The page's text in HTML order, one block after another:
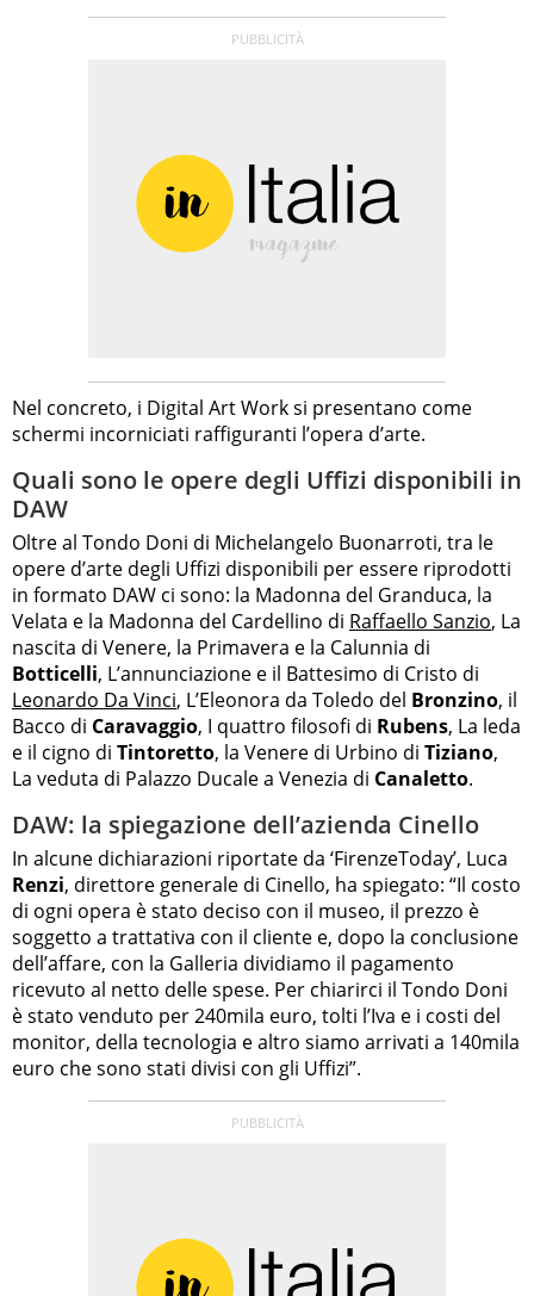
Nel concreto, i Digital Art Work si presentano come
schermi incorniciati raffiguranti l’opera d’arte.
Quali sono le opere degli Uffizi disponibili in
DAW
Oltre al Tondo Doni di Michelangelo Buonarroti, tra le
opere d’arte degli Uffizi disponibili per essere riprodotti
in formato DAW ci sono: la Madonna del Granduca, la
Velata e la Madonna del Cardellino di Raffaello Sanzio, La
nascita di Venere, la Primavera e la Calunnia di
Botticelli, L’annunciazione e il Battesimo di Cristo di
Leonardo Da Vinci, L’Eleonora da Toledo del Bronzino, il
Bacco di Caravaggio, I quattro filosofi di Rubens, La leda
e il cigno di Tintoretto, la Venere di Urbino di Tiziano,
La veduta di Palazzo Ducale a Venezia di Canaletto.
DAW: la spiegazione dell’azienda Cinello
In alcune dichiarazioni riportate da ‘FirenzeToday’, Luca
Renzi, direttore generale di Cinello, ha spiegato: “Il costo
di ogni opera è stato deciso con il museo, il prezzo è
soggetto a trattativa con il cliente e, dopo la conclusione
dell’affare, con la Galleria dividiamo il pagamento
ricevuto al netto delle spese. Per chiarirci il Tondo Doni
è stato venduto per 240mila euro, tolti l’Iva e i costi del
monitor, della tecnologia e altro siamo arrivati a 140mila
euro che sono stati divisi con gli Uffizi”.